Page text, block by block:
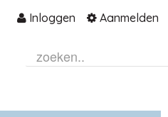
Inloggen Aanmelden